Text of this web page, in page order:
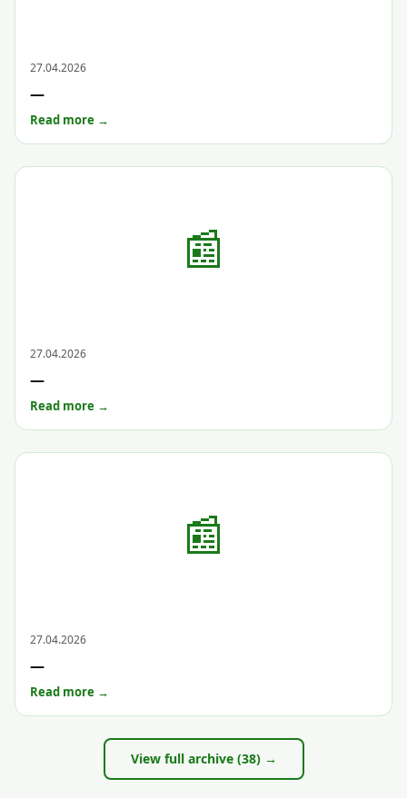
27.04.2026
—
Read more →
📰
27.04.2026
—
Read more →
📰
27.04.2026
—
Read more →
View full archive (38) →